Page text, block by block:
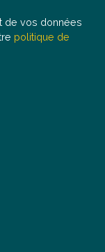
de vos données
politique de